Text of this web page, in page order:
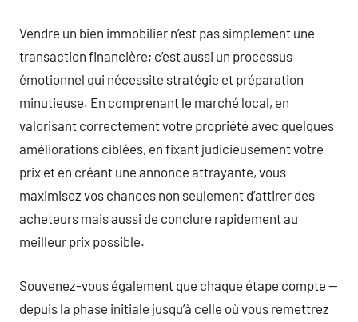
Vendre un bien immobilier n’est pas simplement une
transaction financière; c’est aussi un processus
émotionnel qui nécessite stratégie et préparation
minutieuse. En comprenant le marché local, en
valorisant correctement votre propriété avec quelques
améliorations ciblées, en fixant judicieusement votre
prix et en créant une annonce attrayante, vous
maximisez vos chances non seulement d’attirer des
acheteurs mais aussi de conclure rapidement au
meilleur prix possible.
Souvenez-vous également que chaque étape compte —
depuis la phase initiale jusqu’à celle où vous remettrez